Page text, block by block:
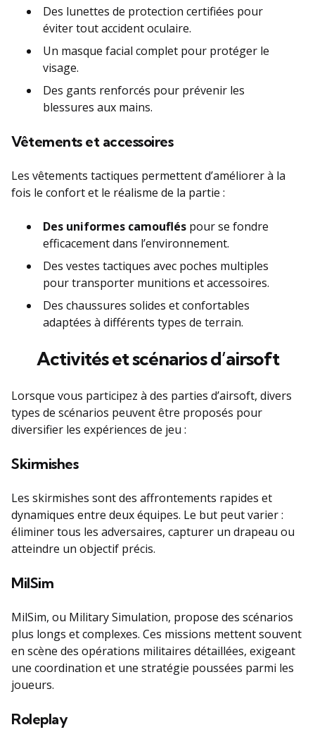
Des lunettes de protection certifiées pour
éviter tout accident oculaire.
Un masque facial complet pour protéger le
visage.
Des gants renforcés pour prévenir les
blessures aux mains.
Vêtements et accessoires
Les vêtements tactiques permettent d’améliorer à la
fois le confort et le réalisme de la partie :
Des uniformes camouflés pour se fondre
efficacement dans l’environnement.
Des vestes tactiques avec poches multiples
pour transporter munitions et accessoires.
Des chaussures solides et confortables
adaptées à différents types de terrain.
Activités et scénarios d’airsoft
Lorsque vous participez à des parties d’airsoft, divers
types de scénarios peuvent être proposés pour
diversifier les expériences de jeu :
Skirmishes
Les skirmishes sont des affrontements rapides et
dynamiques entre deux équipes. Le but peut varier :
éliminer tous les adversaires, capturer un drapeau ou
atteindre un objectif précis.
MilSim
MilSim, ou Military Simulation, propose des scénarios
plus longs et complexes. Ces missions mettent souvent
en scène des opérations militaires détaillées, exigeant
une coordination et une stratégie poussées parmi les
joueurs.
Roleplay